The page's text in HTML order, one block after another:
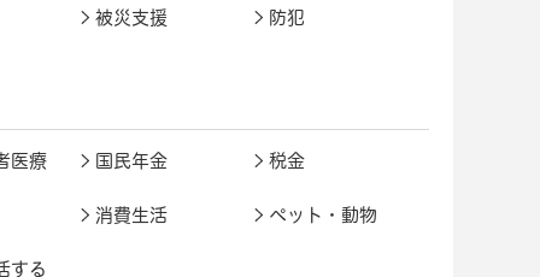
被災支援 防犯
医療
国民年金 税金
消費生活 ペット・動物
する